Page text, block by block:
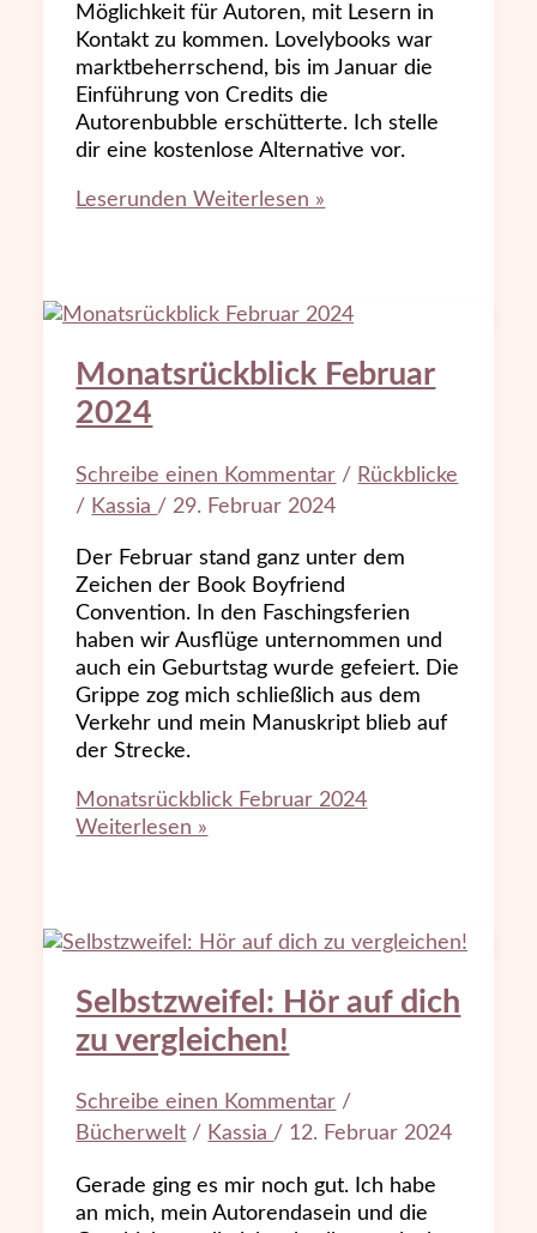
Möglichkeit für Autoren, mit Lesern in
Kontakt zu kommen. Lovelybooks war
marktbeherrschend, bis im Januar die
Einführung von Credits die
Autorenbubble erschütterte. Ich stelle
dir eine kostenlose Alternative vor.
Leserunden Weiterlesen »
Monatsrückblick Februar
2024
Schreibe einen Kommentar / Rückblicke
/ Kassia / 29. Februar 2024
Der Februar stand ganz unter dem
Zeichen der Book Boyfriend
Convention. In den Faschingsferien
haben wir Ausflüge unternommen und
auch ein Geburtstag wurde gefeiert. Die
Grippe zog mich schließlich aus dem
Verkehr und mein Manuskript blieb auf
der Strecke.
Monatsrückblick Februar 2024
Weiterlesen »
Selbstzweifel: Hör auf dich
zu vergleichen!
Schreibe einen Kommentar /
Bücherwelt / Kassia / 12. Februar 2024
Gerade ging es mir noch gut. Ich habe
an mich, mein Autorendasein und die